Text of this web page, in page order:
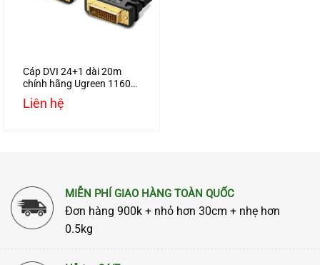
Cáp DVI 24+1 dài 20m
chính hãng Ugreen 11602
hỗ trợ Full HD1080P
Liên hệ
MIỄN PHÍ GIAO HÀNG TOÀN QUỐC
Đơn hàng 900k + nhỏ hơn 30cm + nhẹ hơn
0.5kg